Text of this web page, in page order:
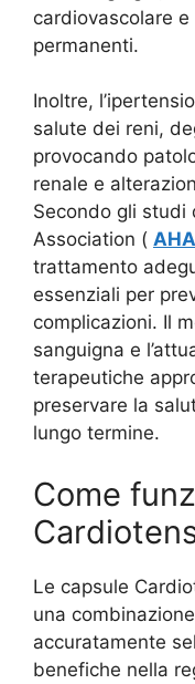
cardiovascolare
permanenti.
Inoltre,
salute dei reni,
provocando
renale e
Secondo gli studi
Association ( AHA
trattamento
essenziali per
complicazioni. Il
sanguigna e
terapeutiche
preservare la
lungo termine.
Come
Le capsule
una
accuratamente
benefiche nella